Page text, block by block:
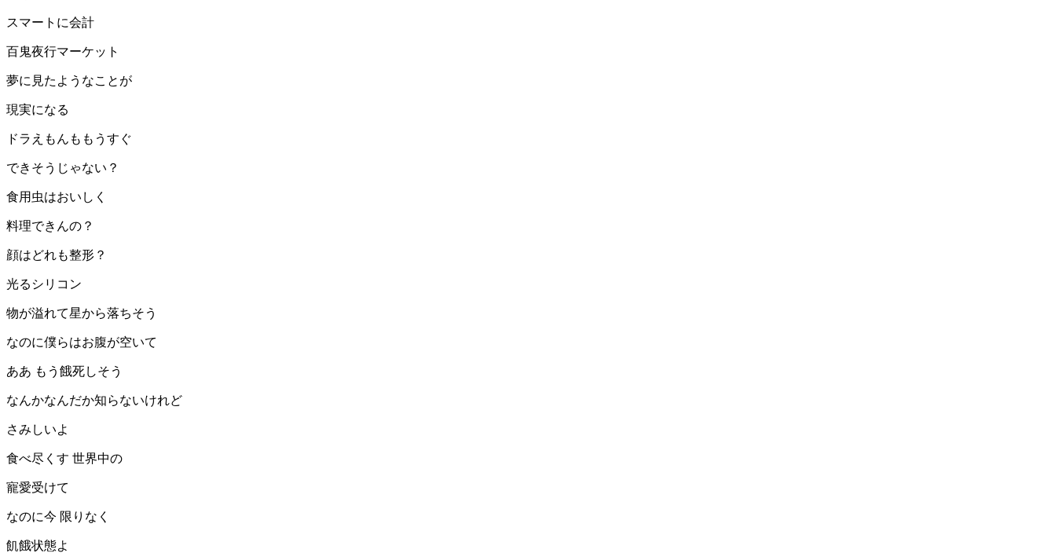
スマートに会計
百鬼夜行マーケット
夢に見たようなことが
現実になる
ドラえもんももうすぐ
できそうじゃない？
食用虫はおいしく
料理できんの？
顔はどれも整形？
光るシリコン
物が溢れて星から落ちそう
なのに僕らはお腹が空いて
ああ もう餓死しそう
なんかなんだか知らないけれど
さみしいよ
食べ尽くす 世界中の
寵愛受けて
なのに今 限りなく
飢餓状態よ